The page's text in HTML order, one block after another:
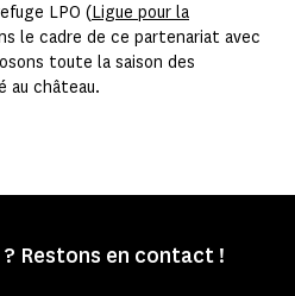
LPO (Ligue pour la
le cadre de ce partenariat avec
toute la saison des
au château.
Restons en contact !